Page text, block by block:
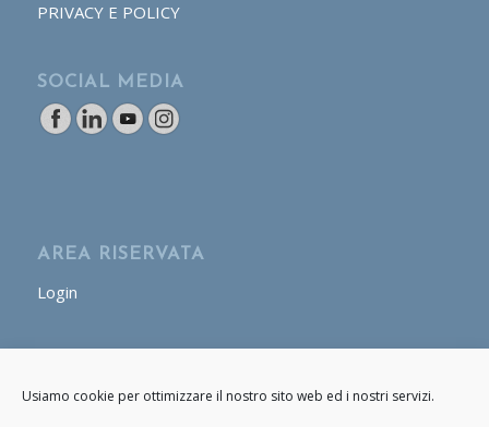
Usiamo cookie per ottimizzare il nostro sito web ed i nostri servizi.
PRIVACY E POLICY
SOCIAL MEDIA
AREA RISERVATA
Login